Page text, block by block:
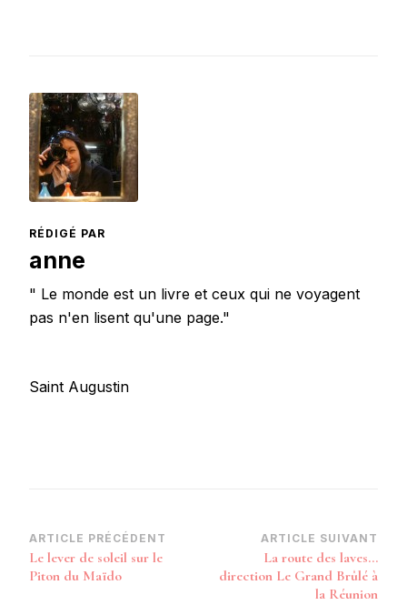
RÉDIGÉ PAR
anne
" Le monde est un livre et ceux qui ne voyagent
pas n'en lisent qu'une page."
Saint Augustin
Navigation
d’article
ARTICLE PRÉCÉDENT
Le lever de soleil sur le
Piton du Maïdo
ARTICLE SUIVANT
La route des laves…
direction Le Grand Brûlé à
la Réunion